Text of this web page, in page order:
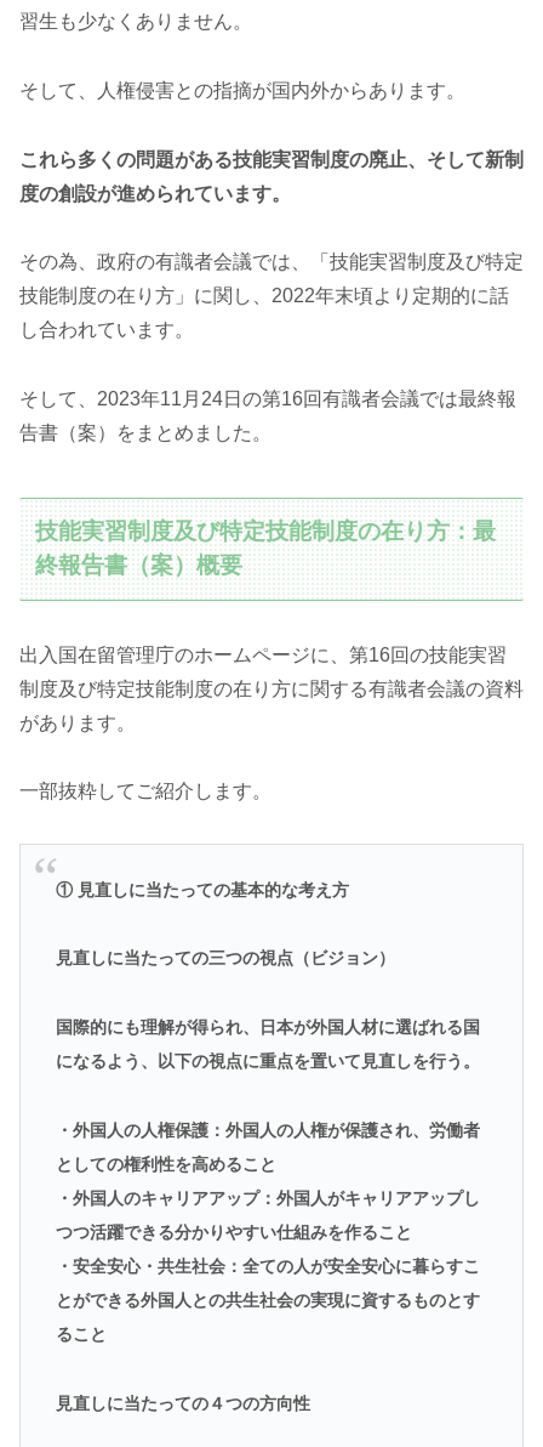
習生も少なくありません。
そして、人権侵害との指摘が国内外からあります。
これら多くの問題がある技能実習制度の廃止、そして新制
度の創設が進められています。
その為、政府の有識者会議では、「技能実習制度及び特定
技能制度の在り方」に関し、2022年末頃より定期的に話
し合われています。
そして、2023年11月24日の第16回有識者会議では最終報
告書（案）をまとめました。
技能実習制度及び特定技能制度の在り方：最
終報告書（案）概要
出入国在留管理庁のホームページに、第16回の技能実習
制度及び特定技能制度の在り方に関する有識者会議の資料
があります。
一部抜粋してご紹介します。
① 見直しに当たっての基本的な考え方
見直しに当たっての三つの視点（ビジョン）
国際的にも理解が得られ、日本が外国人材に選ばれる国
になるよう、以下の視点に重点を置いて見直しを行う。
・外国人の人権保護：外国人の人権が保護され、労働者
としての権利性を高めること
・外国人のキャリアアップ：外国人がキャリアアップし
つつ活躍できる分かりやすい仕組みを作ること
・安全安心・共生社会：全ての人が安全安心に暮らすこ
とができる外国人との共生社会の実現に資するものとす
ること
見直しに当たっての４つの方向性